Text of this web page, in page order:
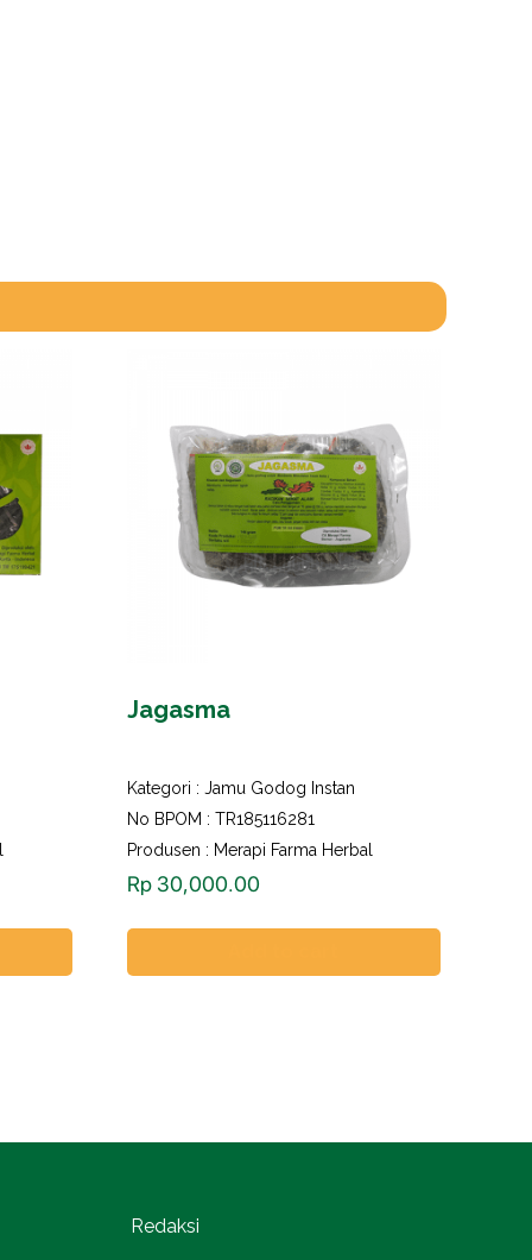
Jagasma
Kategori : Jamu Godog Instan
No BPOM : TR185116281
Produsen : Merapi Farma Herbal
Rp 30,000.00
Redaksi